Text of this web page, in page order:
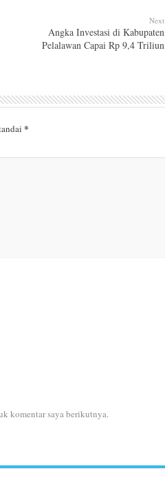
Next
Angka Investasi di Kabupaten
Pelalawan Capai Rp 9,4 Triliun
*
komentar saya berikutnya.